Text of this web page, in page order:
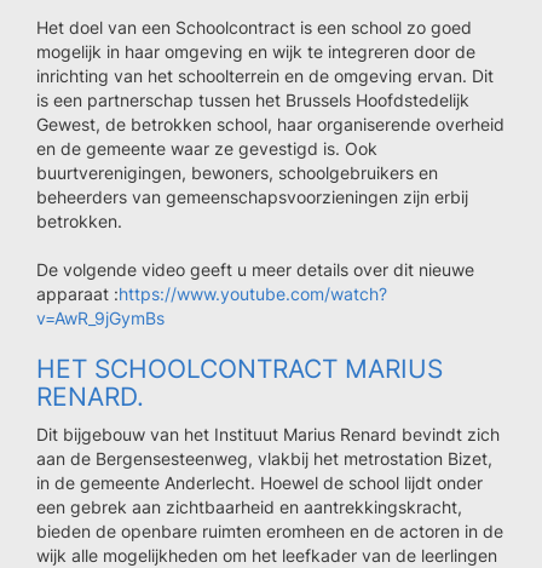
Het doel van een Schoolcontract is een school zo goed
mogelijk in haar omgeving en wijk te integreren door de
inrichting van het schoolterrein en de omgeving ervan. Dit
is een partnerschap tussen het Brussels Hoofdstedelijk
Gewest, de betrokken school, haar organiserende overheid
en de gemeente waar ze gevestigd is. Ook
buurtverenigingen, bewoners, schoolgebruikers en
beheerders van gemeenschapsvoorzieningen zijn erbij
betrokken.
De volgende video geeft u meer details over dit nieuwe
apparaat :https://www.youtube.com/watch?
v=AwR_9jGymBs
HET SCHOOLCONTRACT MARIUS
RENARD.
Dit bijgebouw van het Instituut Marius Renard bevindt zich
aan de Bergensesteenweg, vlakbij het metrostation Bizet,
in de gemeente Anderlecht. Hoewel de school lijdt onder
een gebrek aan zichtbaarheid en aantrekkingskracht,
bieden de openbare ruimten eromheen en de actoren in de
wijk alle mogelijkheden om het leefkader van de leerlingen